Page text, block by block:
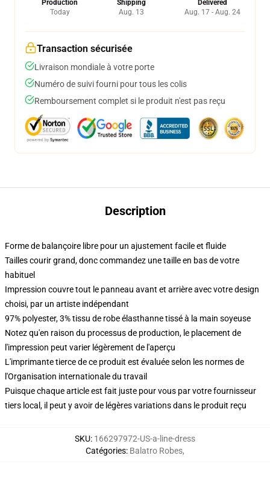
Production
Today
Shipping
Aug. 13
Delivered
Aug. 17 - Aug. 24
Transaction sécurisée
Livraison mondiale à votre porte
Numéro de suivi fourni pour tous les colis
Remboursement complet si le produit n'est pas reçu
Description
Forme de balançoire libre pour un ajustement facile et fluide
Tailles courir grand, donc commandez une taille en bas de votre
habituel
Impression couvre tout le panneau avant et arrière avec votre design
choisi, par un artiste indépendant
97% polyester, 3% tissu de robe élasthanne tissé à la main soyeuse
Notez qu'en raison du processus de production, le placement de
l'impression peut varier légèrement de l'aperçu
L'imprimante tierce de ce produit est évaluée selon les normes de
l'Organisation internationale du travail
Puisque chaque article est fait juste pour vous par votre fournisseur
tiers local, il peut y avoir de légères variations dans le produit reçu
SKU: 166297972-US-a-line-dress
Catégories: Balatro Robes,